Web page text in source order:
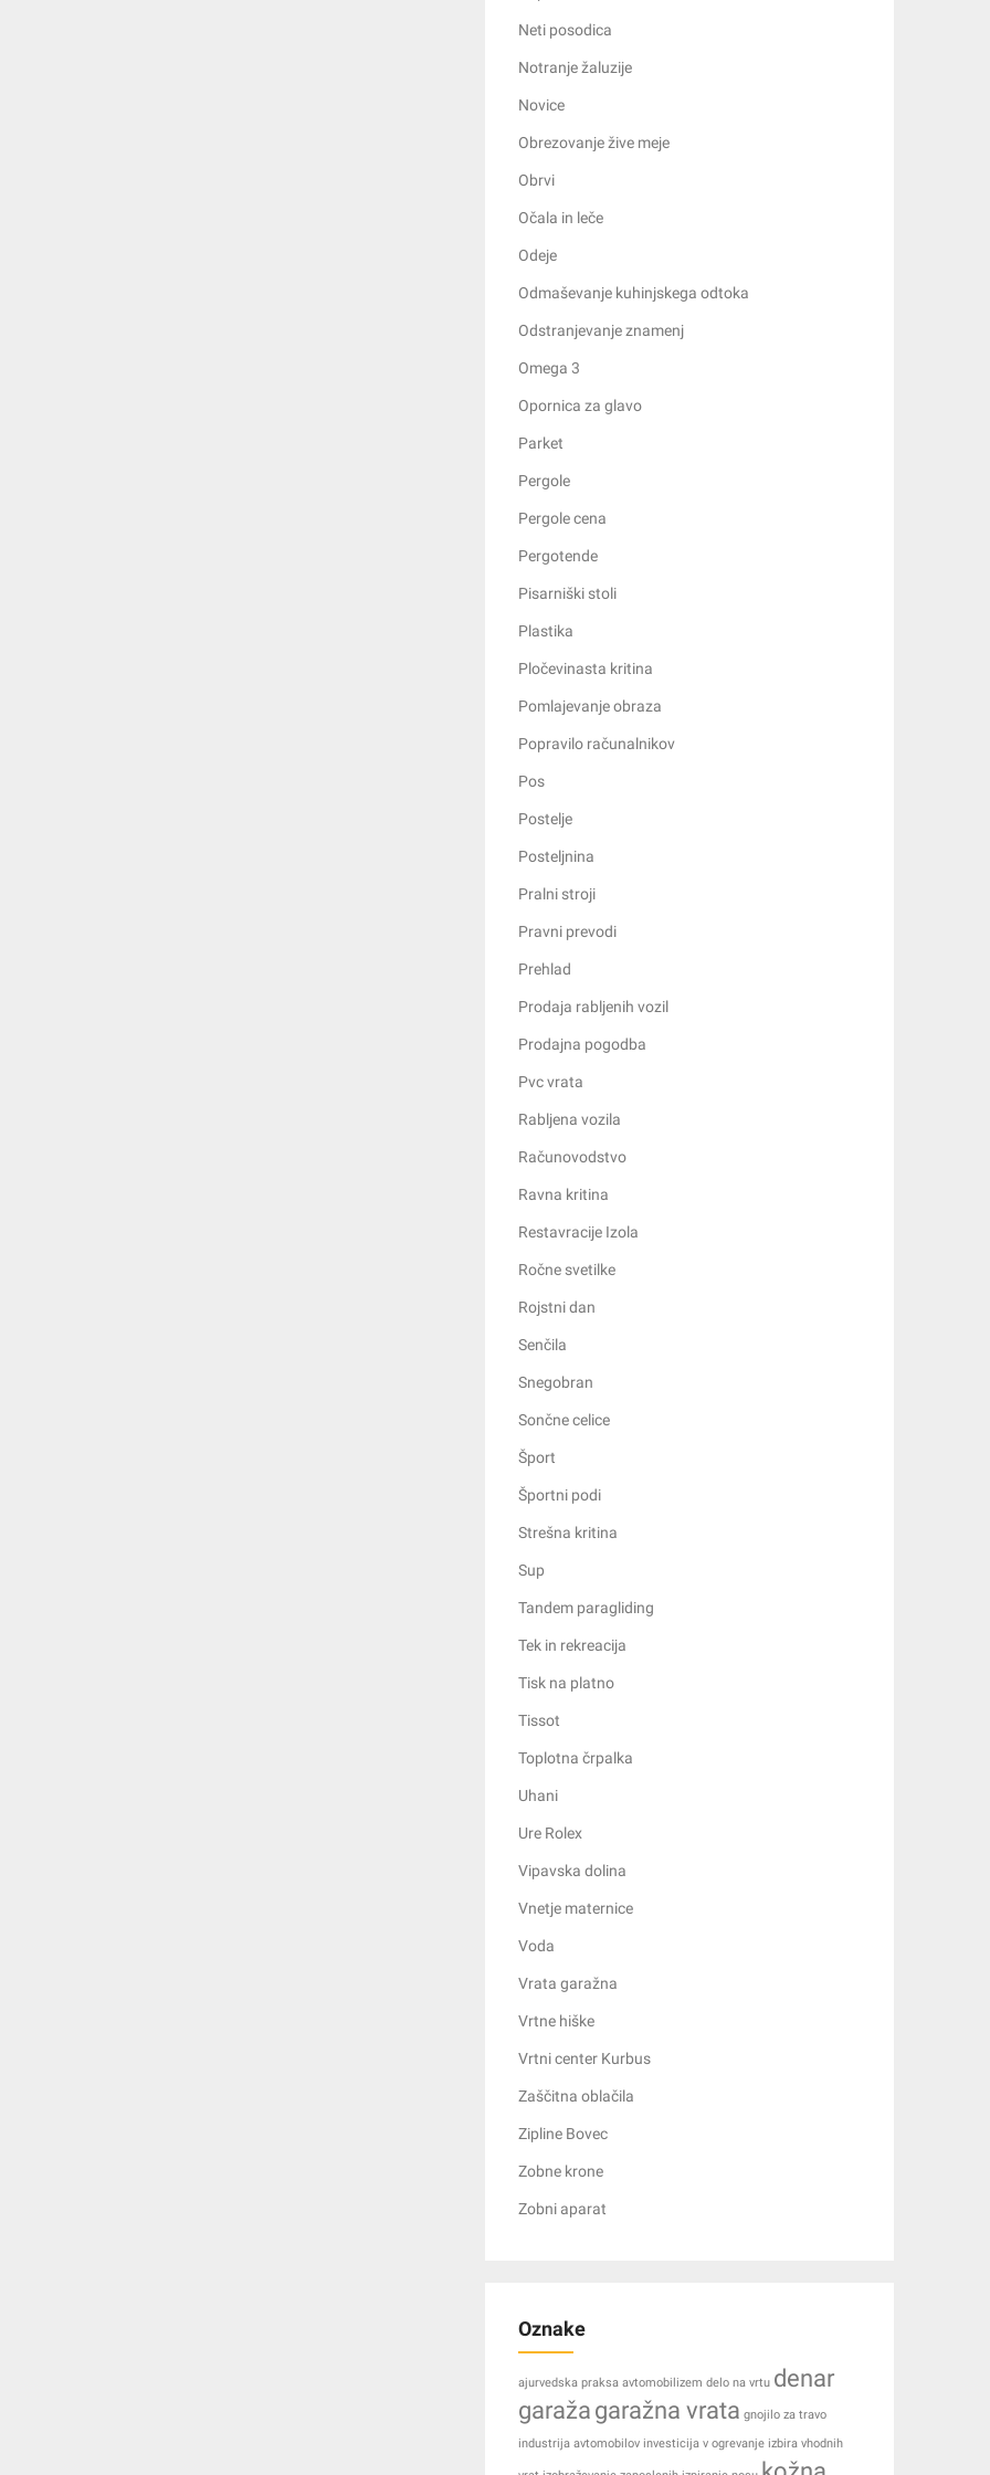
Neti posodica
Notranje žaluzije
Novice
Obrezovanje žive meje
Obrvi
Očala in leče
Odeje
Odmaševanje kuhinjskega odtoka
Odstranjevanje znamenj
Omega 3
Opornica za glavo
Parket
Pergole
Pergole cena
Pergotende
Pisarniški stoli
Plastika
Pločevinasta kritina
Pomlajevanje obraza
Popravilo računalnikov
Pos
Postelje
Posteljnina
Pralni stroji
Pravni prevodi
Prehlad
Prodaja rabljenih vozil
Prodajna pogodba
Pvc vrata
Rabljena vozila
Računovodstvo
Ravna kritina
Restavracije Izola
Ročne svetilke
Rojstni dan
Senčila
Snegobran
Sončne celice
Šport
Športni podi
Strešna kritina
Sup
Tandem paragliding
Tek in rekreacija
Tisk na platno
Tissot
Toplotna črpalka
Uhani
Ure Rolex
Vipavska dolina
Vnetje maternice
Voda
Vrata garažna
Vrtne hiške
Vrtni center Kurbus
Zaščitna oblačila
Zipline Bovec
Zobne krone
Zobni aparat
Oznake
ajurvedska praksa avtomobilizem delo na vrtu denar
garaža garažna vrata gnojilo za travo
industrija avtomobilov investicija v ogrevanje izbira vhodnih